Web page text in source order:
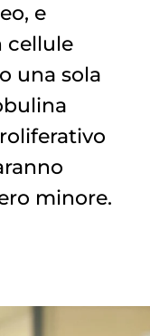
e
cellule
una sola
minore.